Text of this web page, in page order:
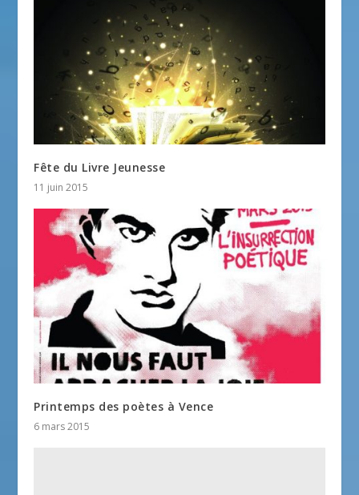
Fête du Livre Jeunesse
11 juin 2015
Printemps des poètes à Vence
6 mars 2015